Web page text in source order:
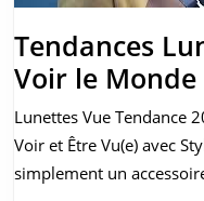
Tendances
Voir le Monde
Lunettes Vue Tendance
Voir et Être Vu(e) avec
simplement un